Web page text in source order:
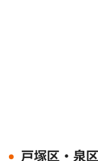
戸塚区・泉